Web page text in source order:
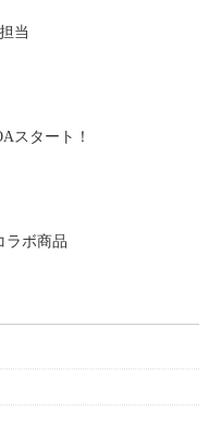
当
スタート！
ボ商品